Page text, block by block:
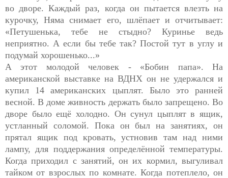
во дворе. Каждый раз, когда он пытается влезть на
курочку, Няма снимает его, шлёпает и отчитывает:
«Петушенька, тебе не стыдно? Куринье ведь
неприятно. А если бы тебе так? Постой тут в углу и
подумай хорошенько...»
А этот молодой человек - «Бобин папа». На
американской выставке на ВДНХ он не удержался и
купил 14 американских цыплят. Было это ранней
весной. В доме живность держать было запрещено. Во
дворе было ещё холодно. Он сунул цыплят в ящик,
устланный соломой. Пока он был на занятиях, он
прятал ящик под кровать, устновив там над ними
лампу, для поддержания определённой температуры.
Когда приходил с занятий, он их кормил, выгуливал
тайком от взрослых по комнате. Когда потеплело, он